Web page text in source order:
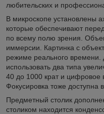
любительских и
В микроскопе установлены
которые обеспечивают
по всему полю зрения.
иммерсии. Картинка с
режиме реального
использовать два типа
40 до 1000 крат и цифровое
Фокусировка тоже доступна
Предметный столик
столиком находится